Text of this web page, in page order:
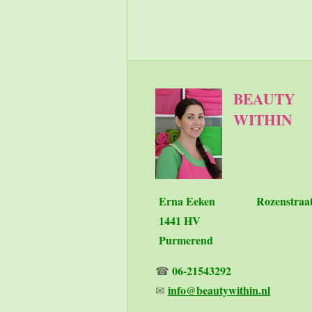
BEAUTY
WITHIN
Erna Eeken
1441 HV
Purmerend
☎ 06-21543292
✉ info@beautywithin.nl